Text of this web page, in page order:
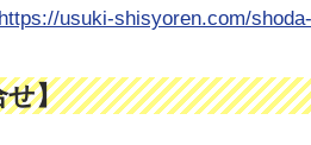
https://usuki-shisyoren.com/
せ】